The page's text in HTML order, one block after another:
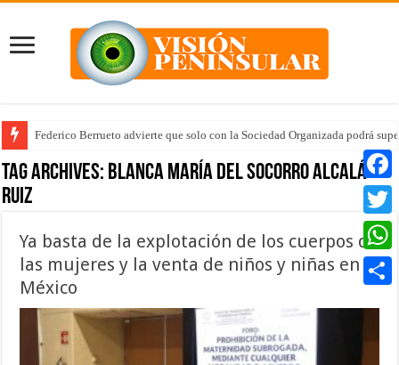
Federico Berrueto advierte que solo con la Sociedad Organizada podrá
Tag Archives: Blanca María del Socorro Alcalá
Ruiz
Ya basta de la explotación de los cuerpos de
las mujeres y la venta de niños y niñas en
México
Twitter